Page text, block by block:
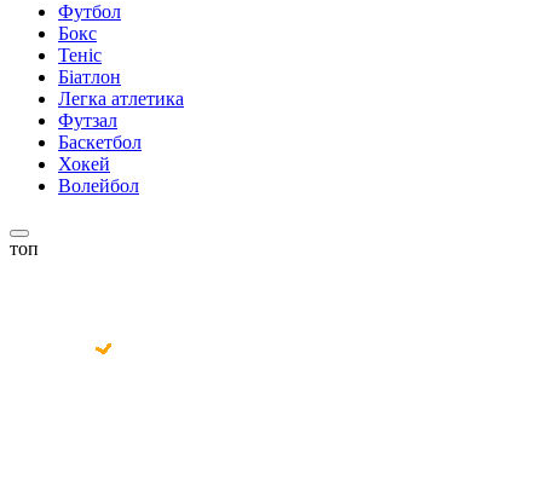
Футбол
Бокс
Теніс
Біатлон
Легка атлетика
Футзал
Баскетбол
Хокей
Волейбол
топ